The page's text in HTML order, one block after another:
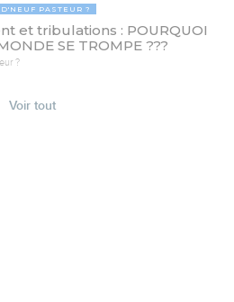
PASTEUR ?
et tribulations : POURQUOI
SE TROMPE ???
?
Voir tout